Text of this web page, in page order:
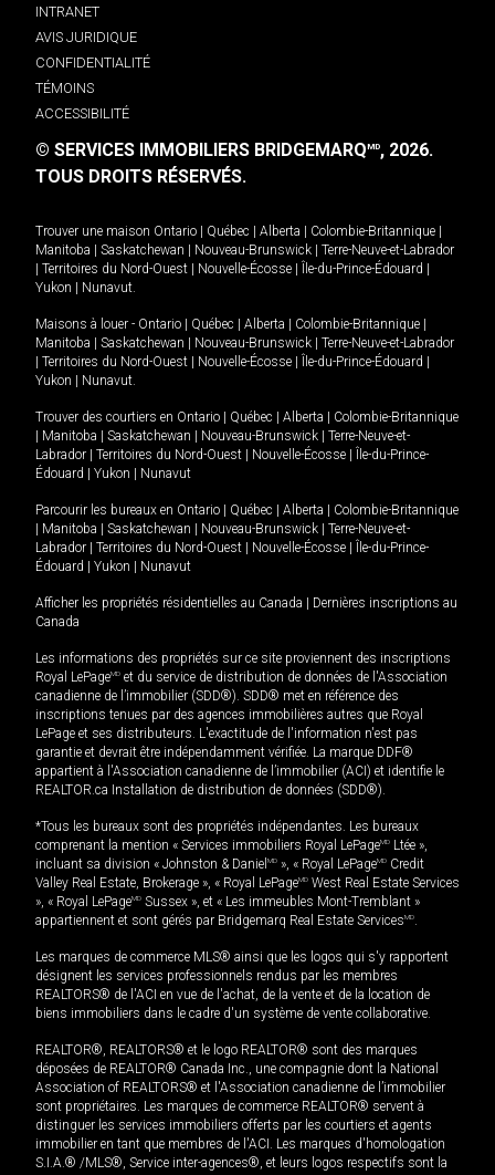
INTRANET
AVIS JURIDIQUE
CONFIDENTIALITÉ
TÉMOINS
ACCESSIBILITÉ
© SERVICES IMMOBILIERS BRIDGEMARQMD, 2026.
TOUS DROITS RÉSERVÉS.
Trouver une maison Ontario Québec Alberta Colombie-Britannique
Manitoba
Saskatchewan Nouveau-Brunswick
Terre-Neuve-et-Labrador
Territoires du Nord-Ouest Nouvelle-Écosse Île-du-Prince-Édouard
Yukon
Nunavut.
Maisons à louer - Ontario Québec Alberta Colombie-Britannique
Manitoba
Saskatchewan Nouveau-Brunswick
Terre-Neuve-et-Labrador
Territoires du Nord-Ouest Nouvelle-Écosse Île-du-Prince-Édouard
Yukon
Nunavut.
Trouver des courtiers en Ontario Québec Alberta
Colombie-Britannique
Manitoba Saskatchewan Nouveau-Brunswick
Terre-Neuve-et-
Labrador
Territoires du Nord-Ouest Nouvelle-Écosse
Île-du-Prince-
Édouard
Yukon Nunavut
Parcourir les bureaux en Ontario Québec Alberta
Colombie-Britannique
Manitoba Saskatchewan Nouveau-Brunswick
Terre-Neuve-et-
Labrador
Territoires du Nord-Ouest Nouvelle-Écosse
Île-du-Prince-
Édouard
Yukon Nunavut
Afficher les propriétés résidentielles au Canada
Dernières inscriptions au
Canada
Les informations des propriétés sur ce site proviennent des inscriptions
Royal LePageMD et du service de distribution de données de l'Association
canadienne de l’immobilier (SDD®). SDD® met en référence des
inscriptions tenues par des agences immobilières autres que Royal
LePage et ses distributeurs. L'exactitude de l'information n'est pas
garantie et devrait être indépendamment vérifiée. La marque DDF®
appartient à l'Association canadienne de l’immobilier (ACI) et identifie le
REALTOR.ca Installation de distribution de données (SDD®).
*Tous les bureaux sont des propriétés indépendantes. Les bureaux
comprenant la mention « Services immobiliers Royal LePageMD Ltée »,
incluant sa division « Johnston & Daniel MD », « Royal LePageMD Credit
Valley Real Estate, Brokerage », « Royal LePageMD West Real Estate Services
», « Royal LePageMD Sussex », et « Les immeubles Mont-Tremblant »
appartiennent et sont gérés par Bridgemarq Real Estate ServicesMD.
Les marques de commerce MLS® ainsi que les logos qui s'y rapportent
désignent les services professionnels rendus par les membres
REALTORS® de l'ACI en vue de l'achat, de la vente et de la location de
biens immobiliers dans le cadre d'un système de vente collaborative.
REALTOR®, REALTORS® et le logo REALTOR® sont des marques
déposées de REALTOR® Canada Inc., une compagnie dont la National
Association of REALTORS® et l'Association canadienne de l’immobilier
sont propriétaires. Les marques de commerce REALTOR® servent à
distinguer les services immobiliers offerts par les courtiers et agents
immobilier en tant que membres de l'ACI. Les marques d'homologation
S.I.A.® /MLS®, Service inter-agences®, et leurs logos respectifs sont la